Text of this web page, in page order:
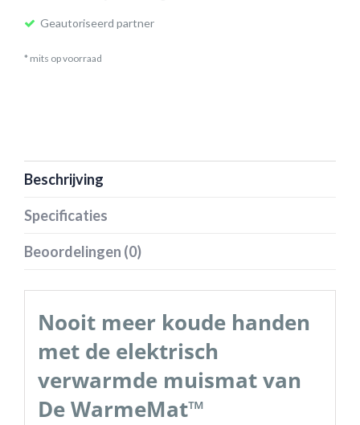
Geautoriseerd partner
* mits op voorraad
Beschrijving
Specificaties
Beoordelingen (0)
Nooit meer koude handen
met de elektrisch
verwarmde muismat van
De WarmeMat™